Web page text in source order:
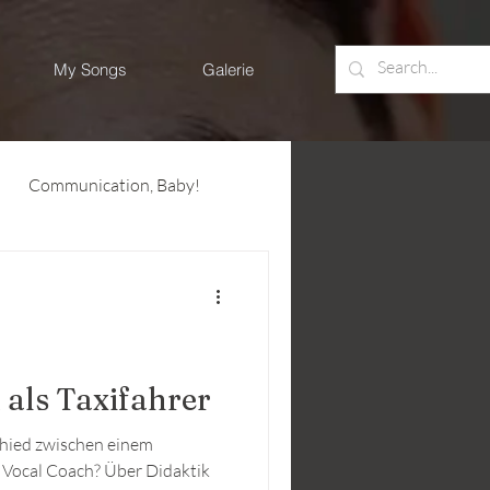
My Songs Galerie
Communication, Baby!
als Taxifahrer
zwischen einem
Coach? Über Didaktik